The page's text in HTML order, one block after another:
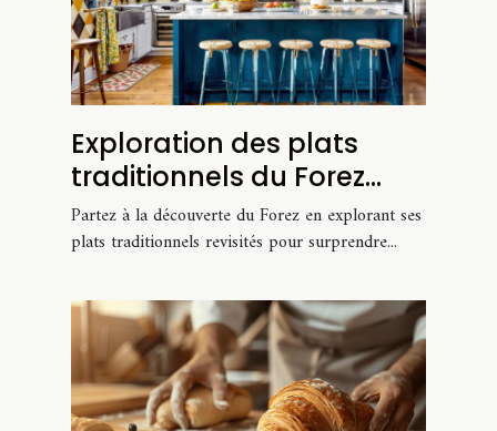
Exploration des plats
traditionnels du Forez
avec des recettes
modernisées
Partez à la découverte du Forez en explorant ses
plats traditionnels revisités pour surprendre...